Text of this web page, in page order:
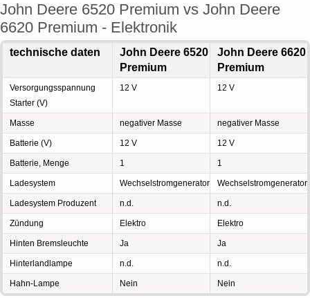
John Deere 6520 Premium vs John Deere
6620 Premium - Elektronik
technische daten
John Deere 6520
Premium
John Deere 6620
Premium
Versorgungsspannung
Starter (V)
12 V 12 V
Masse negativer Masse negativer Masse
Batterie (V) 12 V 12 V
Batterie, Menge 1 1
Ladesystem Wechselstromgenerator Wechselstromgenerator
Ladesystem Produzent n.d. n.d.
Zündung Elektro Elektro
Hinten Bremsleuchte Ja Ja
Hinterlandlampe n.d. n.d.
Hahn-Lampe Nein Nein